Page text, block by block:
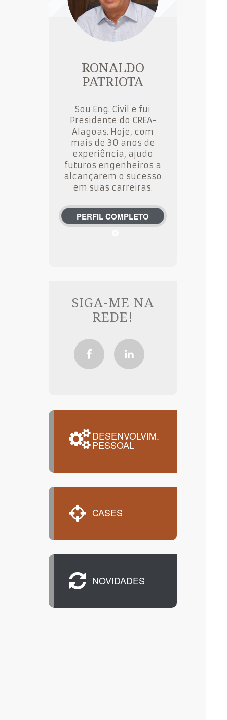
RONALDO
PATRIOTA
Sou Eng. Civil e fui
Presidente do CREA-
Alagoas. Hoje, com
mais de 30 anos de
experiência, ajudo
futuros engenheiros a
alcançarem o sucesso
em suas carreiras.
PERFIL COMPLETO
SIGA-ME NA
REDE!
DESENVOLVIM.
PESSOAL
CASES
NOVIDADES